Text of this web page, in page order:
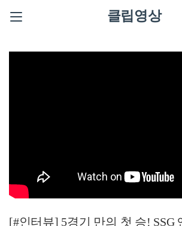
클립영상
[#인터뷰] 5경기 만의 첫 승! SSG